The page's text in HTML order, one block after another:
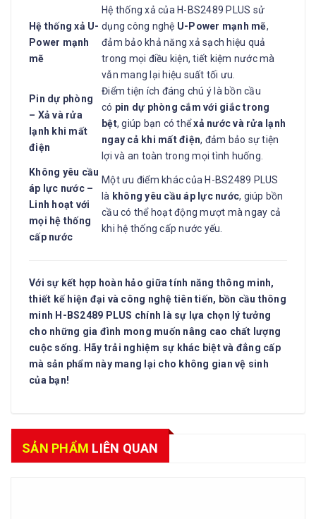
Hệ thống xả U-
Power mạnh
mẽ
Hệ thống xả của H-BS2489 PLUS sử
dụng công nghệ U-Power mạnh mẽ,
đảm bảo khả năng xả sạch hiệu quả
trong mọi điều kiện, tiết kiệm nước mà
vẫn mang lại hiệu suất tối ưu.
Pin dự phòng
– Xả và rửa
lạnh khi mất
điện
Điểm tiện ích đáng chú ý là bồn cầu
có pin dự phòng cắm với giắc trong
bệt, giúp bạn có thểxả nước và rửa lạnh
ngay cả khi mất điện, đảm bảo sự tiện
lợi và an toàn trong mọi tình huống.
Không yêu cầu
áp lực nước –
Linh hoạt với
mọi hệ thống
cấp nước
Một ưu điểm khác của H-BS2489 PLUS
là không yêu cầu áp lực nước, giúp bồn
cầu có thể hoạt động mượt mà ngay cả
khi hệ thống cấp nước yếu.
Với sự kết hợp hoàn hảo giữa tính năng thông minh,
thiết kế hiện đại và công nghệ tiên tiến, bồn cầu thông
minh H-BS2489 PLUS chính là sự lựa chọn lý tưởng
cho những gia đình mong muốn nâng cao chất lượng
cuộc sống. Hãy trải nghiệm sự khác biệt và đẳng cấp
mà sản phẩm này mang lại cho không gian vệ sinh
của bạn!
SẢN PHẨM LIÊN QUAN